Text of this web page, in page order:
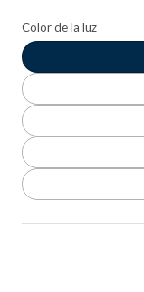
Color de la luz